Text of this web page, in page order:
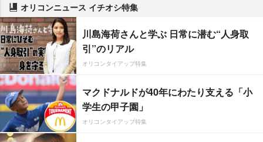
オリコンニュース イチオシ特集
川島海荷さんと学ぶ 日常に潜む“人身取
引”のリアル
オリコンタイアップ特集
マクドナルドが40年にわたり支える「小
学生の甲子園」
オリコンタイアップ特集